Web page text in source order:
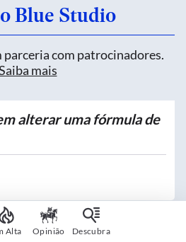
Blue Studio
com patrocinadores.
mais
alterar uma fórmula de
Alta Opinião Descubra